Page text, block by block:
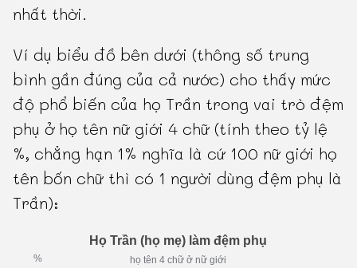
nhất thời.
Ví dụ biểu đồ bên dưới (thông số trung
bình gần đúng của cả nước) cho thấy mức
độ phổ biến của họ Trần trong vai trò đệm
phụ ở họ tên nữ giới 4 chữ (tính theo tỷ lệ
%, chẳng hạn 1% nghĩa là cứ 100 nữ giới họ
tên bốn chữ thì có 1 người dùng đệm phụ là
Trần):